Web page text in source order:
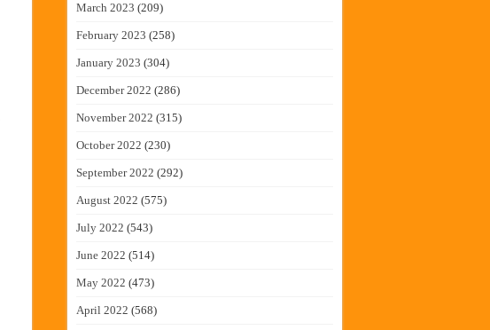
March 2023 (209)
February 2023 (258)
January 2023 (304)
December 2022 (286)
November 2022 (315)
October 2022 (230)
September 2022 (292)
August 2022 (575)
July 2022 (543)
June 2022 (514)
May 2022 (473)
April 2022 (568)